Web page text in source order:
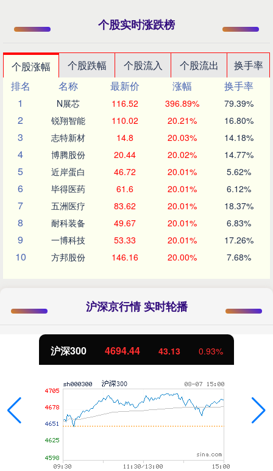
个股实时涨跌榜
个股涨幅 个股跌幅 个股流入 个股流出
换手率
排名
名称 最新价 涨幅
换手率
1
N展芯 116.52 396.89% 79.39%
2 锐翔智能 110.02 20.21% 16.80%
3 志特新材 14.8 20.03% 14.18%
4 博腾股份 20.44 20.02% 14.77%
5 近岸蛋白 46.72 20.01% 5.62%
6 毕得医药 61.6 20.01% 6.12%
7 五洲医疗 83.62 20.01% 18.37%
8 耐科装备 49.67 20.01% 6.83%
9 一博科技 53.33 20.01% 17.26%
10 方邦股份 146.16 20.00% 7.68%
沪深京行情 实时轮播
北证50 1134.24 11.37 1.01%